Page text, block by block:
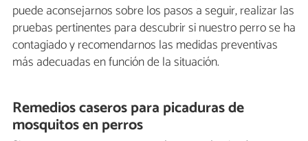
puede aconsejarnos sobre los pasos a seguir, realizar las
pruebas pertinentes para descubrir si nuestro perro se ha
contagiado y recomendarnos las medidas preventivas
más adecuadas en función de la situación.
Remedios caseros para picaduras de
mosquitos en perros